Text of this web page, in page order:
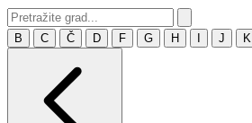
B C Č D F G H J K